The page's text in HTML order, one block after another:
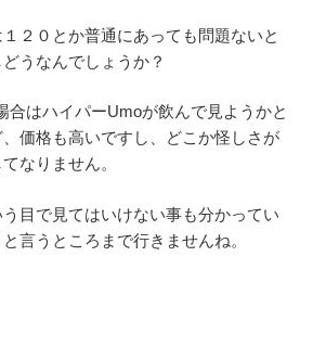
２０とか普通にあっても問題ないと
うなんでしょうか？
合はハイパーUmoが飲んで見ようかと
価格も高いですし、どこか怪しさが
なりません。
目で見てはいけない事も分かってい
言うところまで行きませんね。